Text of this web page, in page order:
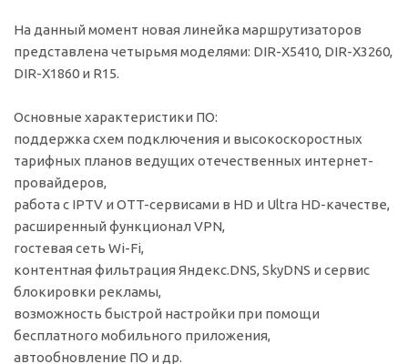
На данный момент новая линейка маршрутизаторов
представлена четырьмя моделями: DIR-X5410, DIR-X3260,
DIR-X1860 и R15.
Основные характеристики ПО:
поддержка схем подключения и высокоскоростных
тарифных планов ведущих отечественных интернет-
провайдеров,
работа с IPTV и OTT-сервисами в HD и Ultra HD-качестве,
расширенный функционал VPN,
гостевая сеть Wi-Fi,
контентная фильтрация Яндекс.DNS, SkyDNS и сервис
блокировки рекламы,
возможность быстрой настройки при помощи
бесплатного мобильного приложения,
автообновление ПО и др.